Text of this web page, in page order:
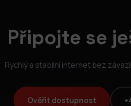
Připojte se
Rychlý a stabilní internet bez
Ověřit dostupnost